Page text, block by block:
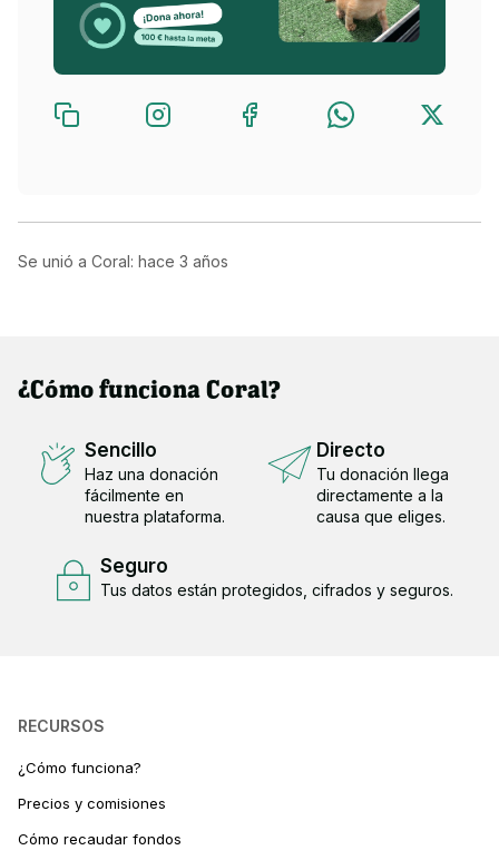
Se unió a Coral: hace 3 años
¿Cómo funciona Coral?
Sencillo
Haz una donación
fácilmente en
nuestra plataforma.
Directo
Tu donación llega
directamente a la
causa que eliges.
Seguro
Tus datos están protegidos, cifrados y seguros.
RECURSOS
¿Cómo funciona?
Precios y comisiones
Cómo recaudar fondos